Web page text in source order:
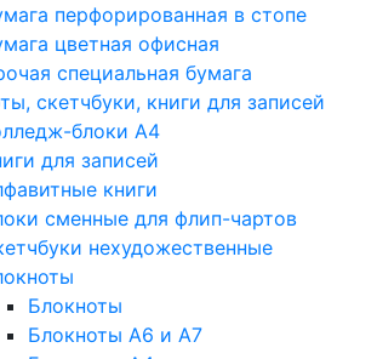
перфорированная в стопе
цветная офисная
специальная бумага
скетчбуки, книги для записей
блоки А4
для записей
книги
сменные для флип-чартов
нехудожественные
Блокноты
Блокноты A6 и A7